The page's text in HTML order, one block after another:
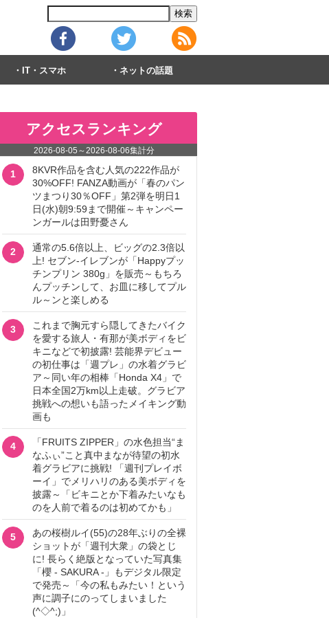
IT・スマホ ネットの話題
アクセスランキング
2026-08-05 ～2026-08-06集計分
1
8KVR作品を含む人気の222作品が
30%OFF! FANZA動画が「春のパン
ツまつり30％OFF」第2弾を明日1
日(水)朝9:59まで開催～キャンペー
ンガールは田野憂さん
2
通常の5.6倍以上、ビッグの2.3倍以
上! セブン‐イレブンが「Happyプッ
チンプリン 380g」を販売～もちろ
んプッチンして、お皿に移してプル
ル～ンと楽しめる
3
これまで胸元すら隠してきたバイク
を愛する旅人・有那が美ボディをビ
キニなどで初披露! 芸能界デビュー
の初仕事は「週プレ」の水着グラビ
ア～同い年の相棒「Honda X4」で
日本全国2万km以上走破。グラビア
挑戦への想いも語ったメイキング動
画も
4
「FRUITS ZIPPER」の水色担当“ま
なふぃ”こと真中まなが待望の初水
着グラビアに挑戦! 「週刊プレイボ
ーイ」でメリハリのある美ボディを
披露～「ビキニとか下着みたいなも
のを人前で着るのは初めてかも」
5
あの桜樹ルイ(55)の28年ぶりの全裸
ショットが「週刊大衆」の袋とじ
に! 長らく絶版となっていた写真集
「櫻 - SAKURA -」もデジタル限定
で発売～「今の私もみたい！という
声に調子にのってしまいました
(^◇^;)」